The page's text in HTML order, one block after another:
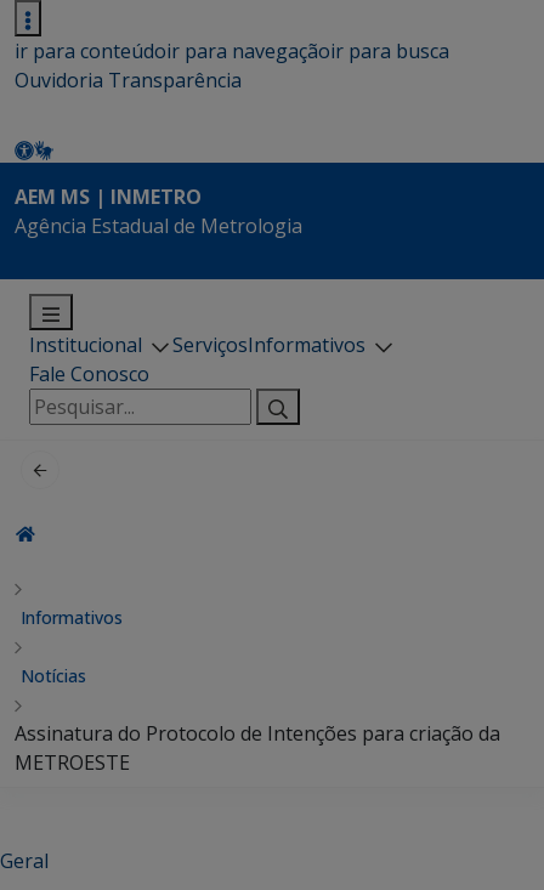
ir para conteúdoir para navegaçãoir para busca
Ouvidoria Transparência
AEM MS | INMETRO
Agência Estadual de Metrologia
Institucional ServiçosInformativos
Fale Conosco
Pesquisar
por:
Informativos
Notícias
Assinatura do Protocolo de Intenções para criação da
METROESTE
Geral